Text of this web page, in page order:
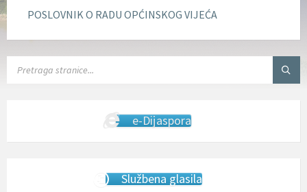
POSLOVNIK O RADU OPĆINSKOG VIJEĆA
e-Dijaspora
Službena glasila